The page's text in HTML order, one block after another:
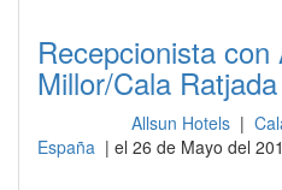
Recepcionista
Millor/Cala Ratjada
Allsun Hotels |
España | el 26 de Mayo del